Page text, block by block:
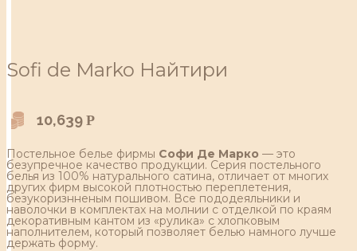
Sofi de Marko Найтири
10,639 Р
Постельное белье фирмы Софи Де Марко — это
безупречное качество продукции. Серия постельного
белья из 100% натурального сатина, отличает от многих
других фирм высокой плотностью переплетения,
безукоризнненым пошивом. Все пододеяльники и
наволочки в комплектах на молнии с отделкой по краям
декоративным кантом из «рулика» с хлопковым
наполнителем, который позволяет белью намного лучше
держать форму.